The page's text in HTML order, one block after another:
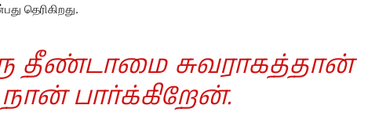
தெரிகிறது.
தீண்டாமை சுவராகத்தான்
நான் பார்க்கிறேன்.